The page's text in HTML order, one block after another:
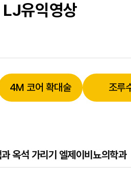
LJ유익영상
4M 코어 확대술 조루
옥석 가리기 엘제이비뇨의학과